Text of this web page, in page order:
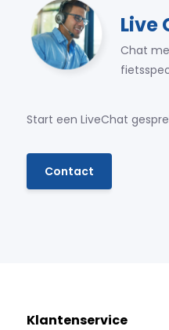
Live
Chat
Start een LiveChat
Contact
Klantenservice